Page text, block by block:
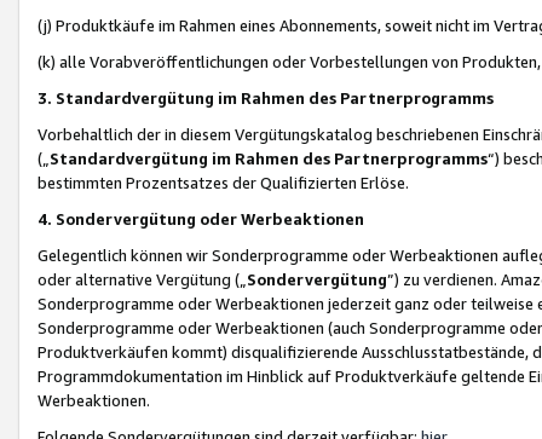
(j) Produktkäufe im Rahmen eines Abonnements, soweit nicht im
(k) alle Vorabveröffentlichungen oder Vorbestellungen von
3. Standardvergütung im Rahmen des Partnerprogramms
Vorbehaltlich der in diesem Vergütungskatalog beschriebenen
(„ Standardvergütung im Rahmen des Partnerprogramms“)
bestimmten Prozentsatzes der Qualifizierten Erlöse.
4. Sondervergütung oder Werbeaktionen
Gelegentlich können wir Sonderprogramme oder Werbeaktionen
oder alternative Vergütung („ Sondervergütung”) zu verdienen.
Sonderprogramme oder Werbeaktionen jederzeit ganz oder
Sonderprogramme oder Werbeaktionen (auch Sonderprogramme
Produktverkäufen kommt) disqualifizierende Ausschlusstatbestände,
Programmdokumentation im Hinblick auf Produktverkäufe geltende
Werbeaktionen.